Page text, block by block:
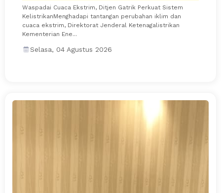
Waspadai Cuaca Ekstrim, Ditjen Gatrik Perkuat Sistem
KelistrikanMenghadapi tantangan perubahan iklim dan
cuaca ekstrim, Direktorat Jenderal Ketenagalistrikan
Kementerian Ene...
Selasa, 04 Agustus 2026